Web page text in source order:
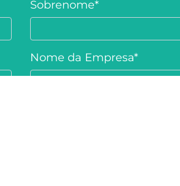
Sobrenome*
Nome da Empresa*